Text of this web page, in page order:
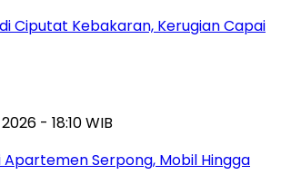
Ciputat Kebakaran, Kerugian Capai
- 18:10 WIB
Apartemen Serpong, Mobil Hingga